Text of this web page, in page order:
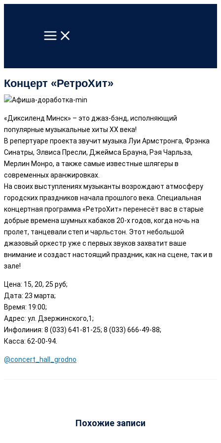
содержимому
Концерт «РетроХит»
«Диксиленд Минск» – это джаз-бэнд, исполняющий
популярные музыкальные хиты XX века!
В репертуаре проекта звучит музыка Луи Армстронга, Фрэнка
Синатры, Элвиса Пресли, Джеймса Брауна, Рэя Чарльза,
Мерлин Монро, а также самые известные шлягеры в
современных аранжировках.
На своих выступлениях музыканты возрождают атмосферу
городских праздников начала прошлого века. Специальная
концертная программа «РетроХит» перенесёт вас в старые
добрые времена шумных кабаков 20-х годов, когда ночь на
пролет, танцевали степ и чарльстон. Этот небольшой
джазовый оркестр уже с первых звуков захватит ваше
внимание и создаст настоящий праздник, как на сцене, так и в
зале!
Цена: 15, 20, 25 руб;
Дата: 23 марта;
Время: 19:00;
Адрес: ул. Дзержинского,1;
Инфолиния: 8 (033) 641-81-25; 8 (033) 666-49-88;
Касса: 62-00-94.
@concert_hall_grodno
Похожие записи